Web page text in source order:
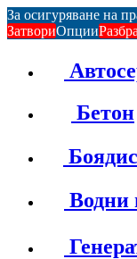
За осигуряване на
ЗатвориОпции
Бетон
Водни